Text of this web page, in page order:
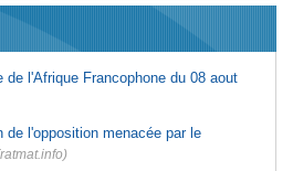
et
d'Ivoire et l'Algérie
la finale
Afrique:Côte d'Ivoire - Algérie, un
Sénégal bat la Tunisie et prend le
quart
Tunisie:
de l'Afrique Francophone du 08 aout
de l'opposition menacée par le